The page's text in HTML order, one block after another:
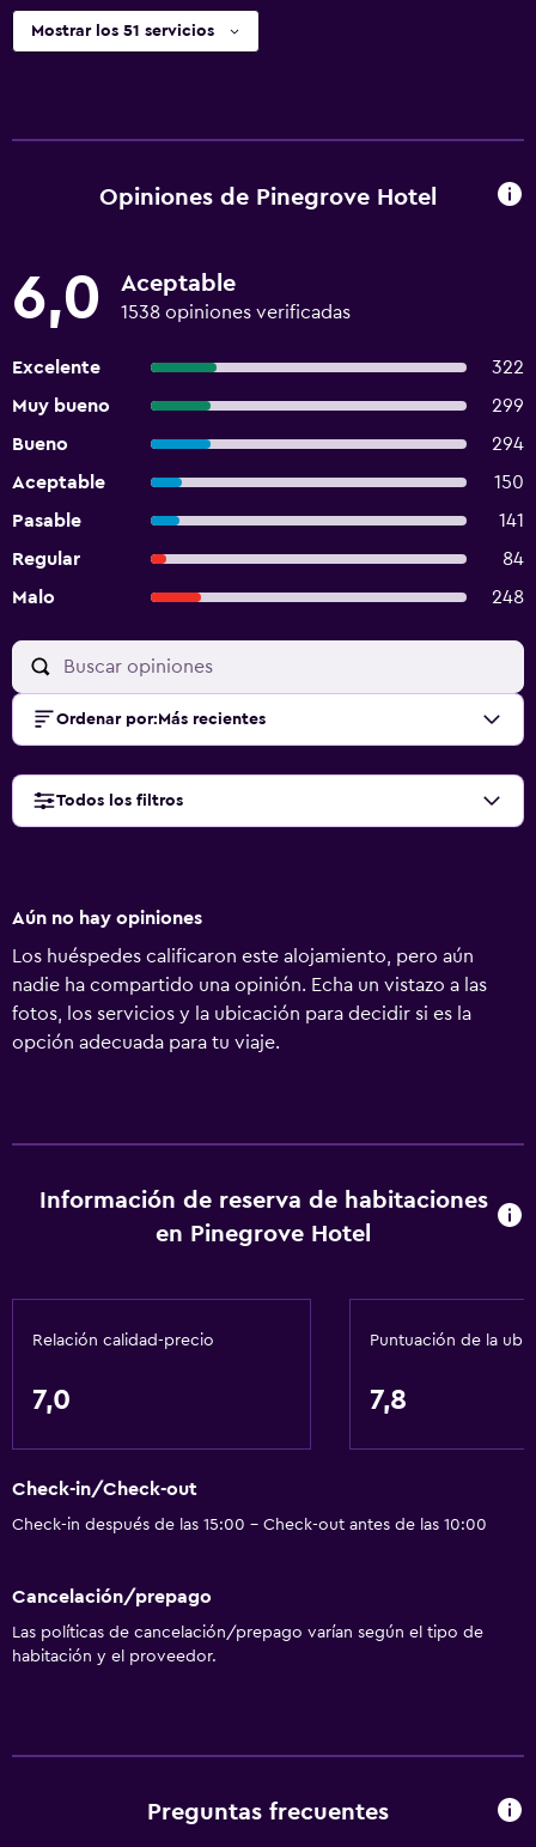
Mostrar los 51 servicios
Opiniones de Pinegrove Hotel
6,0 Aceptable
1538 opiniones verificadas
Excelente
322
Muy bueno
299
Bueno
294
Aceptable
150
Pasable
141
Regular
84
Malo
248
Ordenar por: Más recientes
Todos los filtros
Aún no hay opiniones
Los huéspedes calificaron este alojamiento, pero aún
nadie ha compartido una opinión. Echa un vistazo a las
fotos, los servicios y la ubicación para decidir si es la
opción adecuada para tu viaje.
Información de reserva de habitaciones
en Pinegrove Hotel
Relación calidad-precio
7,0
Puntuación de la
7,8
Check-in/Check-out
Check-in después de las 15:00 - Check-out antes de las 10:00
Cancelación/prepago
Las políticas de cancelación/prepago varían según el tipo de
habitación y el proveedor.
Preguntas frecuentes